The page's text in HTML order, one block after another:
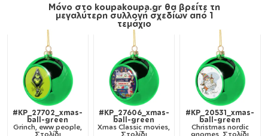
Μόνο στο koupakoupa.gr θα βρείτε τη
μεγαλύτερη συλλογή σχεδίων από 1
τεμάχιο
#KP_27702_xmas-
ball-green
Grinch, eww people,
Στολίδι
#KP_27606_xmas-
ball-green
Xmas Classic movies,
Στολίδι
#KP_20531_xmas-
ball-green
Christmas nordic
gnomes, Στολίδι